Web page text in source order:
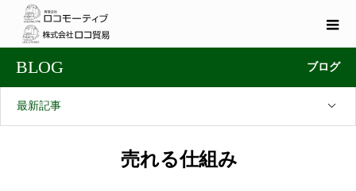
BLOG ブログ
最新記事
売れる仕組み